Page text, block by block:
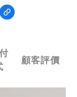
顧客評價